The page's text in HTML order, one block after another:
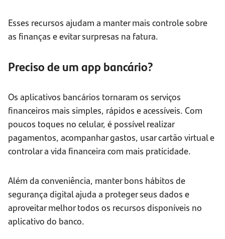
Esses recursos ajudam a manter mais controle sobre
as finanças e evitar surpresas na fatura.
Preciso de um app bancário?
Os aplicativos bancários tornaram os serviços
financeiros mais simples, rápidos e acessíveis. Com
poucos toques no celular, é possível realizar
pagamentos, acompanhar gastos, usar cartão virtual e
controlar a vida financeira com mais praticidade.
Além da conveniência, manter bons hábitos de
segurança digital ajuda a proteger seus dados e
aproveitar melhor todos os recursos disponíveis no
aplicativo do banco.